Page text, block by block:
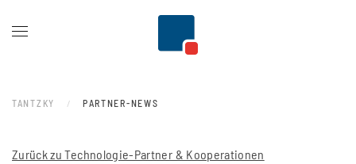
TANTZKY PARTNER-NEWS
Zurück zu Technologie-Partner & Kooperationen